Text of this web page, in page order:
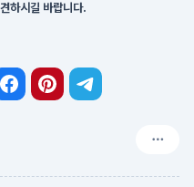
하시길 바랍니다.